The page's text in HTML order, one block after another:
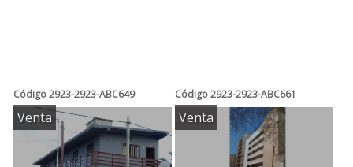
Código2923-2923-ABC649
Venta
Código2923-2923-ABC661
Venta